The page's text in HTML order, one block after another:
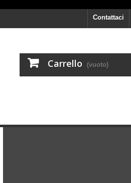
Contattaci
Carrello (vuoto)